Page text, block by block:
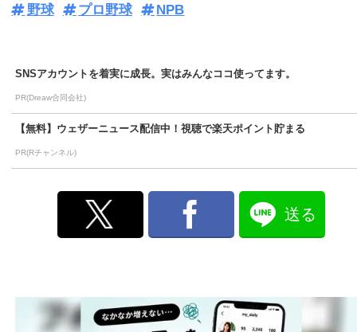
野球 プロ野球 NPB
SNSアカウントを着実に成長。実はみんなココ使ってます。
PR(Dreaw合同会社)
【無料】ウェザーニュース配信中！視聴で楽天ポイント貯まる
PR(Rチャンネル)
送る